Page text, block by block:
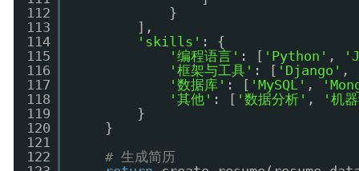
112
113
114
115
116
117
118
119
120
121
122
}
],
'skills' : {
'编程语言' : [ 'Python' ,
'框架与工具' : [ 'Django' ,
'数据库' : [ 'MySQL' ,
'其他' : [ '数据分析' ,
'机
}
}
# 生成简历